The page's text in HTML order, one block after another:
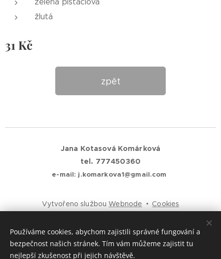
zelená pistáciová
žlutá
31 Kč
zpět
Jana Kotasová Komárková
tel. 777450360
e-mail: j.komarkova1@gmail.com
Vytvořeno službouWebnode Cookies
Čeština
English
Používáme cookies, abychom zajistili správné fungování a
bezpečnost našich stránek. Tím vám můžeme zajistit tu
nejlepší zkušenost při jejich návštěvě.